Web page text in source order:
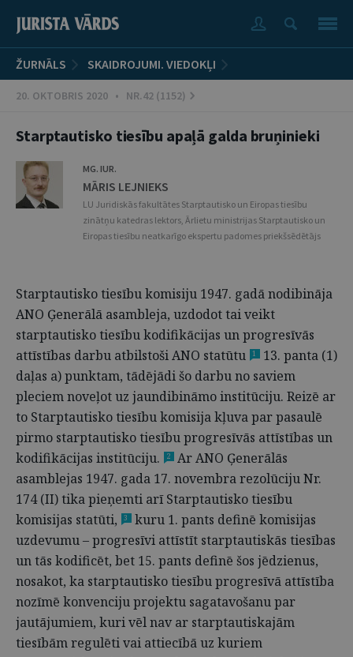
ŽURNĀLS SKAIDROJUMI. VIEDOKĻI
20. OKTOBRIS 2020 • NR.42 (1152)
Starptautisko tiesību apaļā galda bruņinieki
MG. IUR.
MĀRIS LEJNIEKS
LU Juridiskās fakultātes Starptautisko un Eiropas tiesību
zinātņu katedras lektors, Ārlietu ministrijas Starptautisko un
Eiropas tiesību neatkarīgo ekspertu padomes priekšsēdētājs
Starptautisko tiesību komisiju 1947. gadā nodibināja
ANO Ģenerālā asambleja, uzdodot tai veikt
starptautisko tiesību kodifikācijas un progresīvās
attīstības darbu atbilstoši ANO statūtu
1
13. panta (1)
daļas a) punktam, tādējādi šo darbu no saviem
pleciem noveļot uz jaundibināmo institūciju. Reizē ar
to Starptautisko tiesību komisija kļuva par pasaulē
pirmo starptautisko tiesību progresīvās attīstības un
kodifikācijas institūciju.
2
Ar ANO Ģenerālās
asamblejas 1947. gada 17. novembra rezolūciju Nr.
174 (II) tika pieņemti arī Starptautisko tiesību
komisijas statūti,
3
kuru 1. pants definē komisijas
uzdevumu – progresīvi attīstīt starptautiskās tiesības
un tās kodificēt, bet 15. pants definē šos jēdzienus,
nosakot, ka starptautisko tiesību progresīvā attīstība
nozīmē konvenciju projektu sagatavošanu par
jautājumiem, kuri vēl nav ar starptautiskajām
tiesībām regulēti vai attiecībā uz kuriem